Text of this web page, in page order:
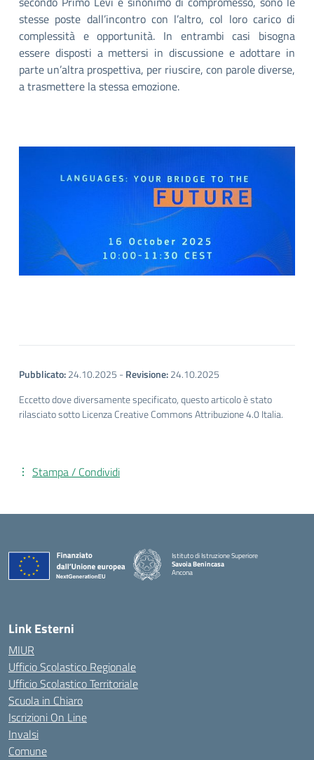
stesse poste dall’incontro con l’altro, col loro carico di
complessità e opportunità. In entrambi casi bisogna
essere disposti a mettersi in discussione e adottare in
parte un’altra prospettiva, per riuscire, con parole diverse,
a trasmettere la stessa emozione.
Pubblicato:24.10.2025 -Revisione:24.10.2025
Eccetto dove diversamente specificato, questo articolo è stato
rilasciato sotto Licenza Creative Commons Attribuzione 4.0 Italia.
Stampa / Condividi
Istituto di Istruzione Superiore
Savoia Benincasa
Ancona
Link Esterni
MIUR
Ufficio Scolastico Regionale
Ufficio Scolastico Territoriale
Scuola in Chiaro
Iscrizioni On Line
Invalsi
Comune